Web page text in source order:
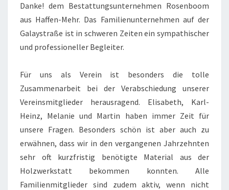
Danke! dem Bestattungsunternehmen Rosenboom
aus Haffen-Mehr. Das Familienunternehmen auf der
Galaystraße ist in schweren Zeiten ein sympathischer
und professioneller Begleiter.
Für uns als Verein ist besonders die tolle
Zusammenarbeit bei der Verabschiedung unserer
Vereinsmitglieder herausragend. Elisabeth, Karl-
Heinz, Melanie und Martin haben immer Zeit für
unsere Fragen. Besonders schön ist aber auch zu
erwähnen, dass wir in den vergangenen Jahrzehnten
sehr oft kurzfristig benötigte Material aus der
Holzwerkstatt bekommen konnten. Alle
Familienmitglieder sind zudem aktiv, wenn nicht